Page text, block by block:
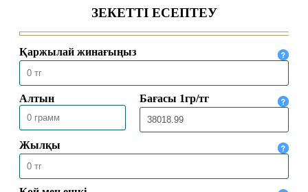
30.05.2026 4469
МЕККЕДЕ 1447 ҺИЖРИ ЖЫЛҒЫ
ҚАЖЫЛЫҚ МАУСЫМЫ
ҚОРЫТЫНДЫЛАНДЫ
30.05.2026